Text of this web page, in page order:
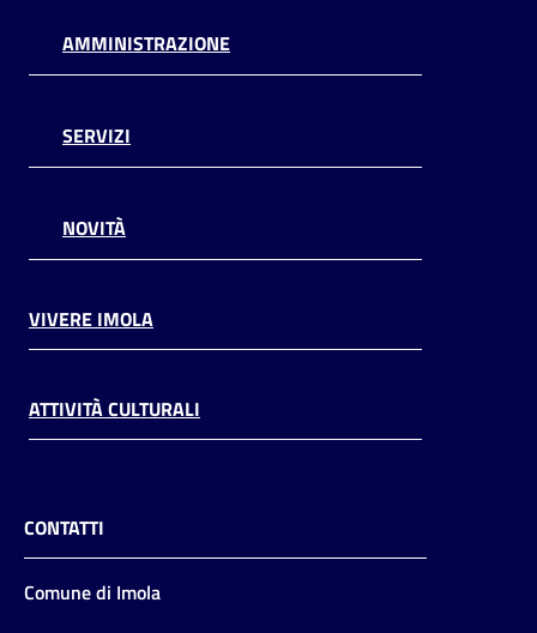
AMMINISTRAZIONE
SERVIZI
NOVITÀ
VIVERE IMOLA
ATTIVITÀ CULTURALI
CONTATTI
Comune di Imola